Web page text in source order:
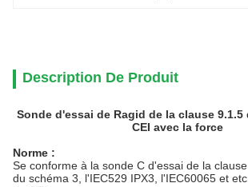
Description De Produit
Sonde d'essai de Ragid de la clause 9.1.5
CEI avec la force
Norme :
Se conforme à la sonde C d'essai de la
du schéma 3, l'IEC529 IPX3, l'IEC60065 et